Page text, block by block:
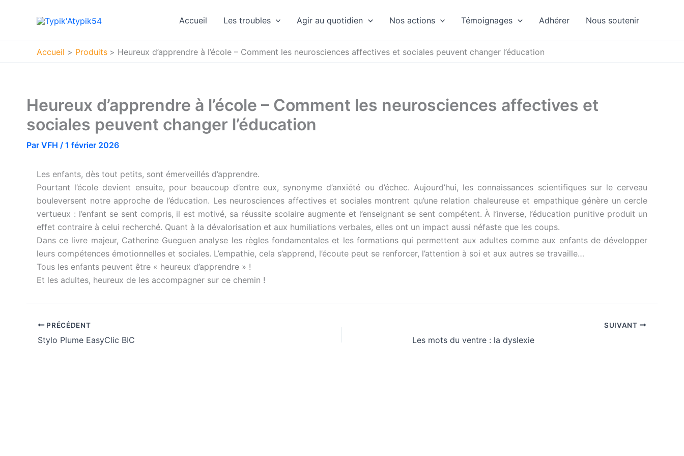
Accueil Les troubles Agir au quotidien Nos actions Témoignages Adhérer Nous soutenir
Accueil Produits Heureux d’apprendre à l’école – Comment les neurosciences affectives et sociales peuvent changer l’éducation
Heureux d’apprendre à l’école – Comment les neurosciences affectives et
sociales peuvent changer l’éducation
Par VFH / 1 février 2026
Les enfants, dès tout petits, sont émerveillés d’apprendre.
Pourtant l’école devient ensuite, pour beaucoup d’entre eux, synonyme d’anxiété ou d’échec. Aujourd’hui, les connaissances scientifiques sur le cerveau
bouleversent notre approche de l’éducation. Les neurosciences affectives et sociales montrent qu’une relation chaleureuse et empathique génère un cercle
vertueux : l’enfant se sent compris, il est motivé, sa réussite scolaire augmente et l’enseignant se sent compétent. À l’inverse, l’éducation punitive produit un
effet contraire à celui recherché. Quant à la dévalorisation et aux humiliations verbales, elles ont un impact aussi néfaste que les coups.
Dans ce livre majeur, Catherine Gueguen analyse les règles fondamentales et les formations qui permettent aux adultes comme aux enfants de développer
leurs compétences émotionnelles et sociales. L’empathie, cela s’apprend, l’écoute peut se renforcer, l’attention à soi et aux autres se travaille…
Tous les enfants peuvent être « heureux d’apprendre » !
Et les adultes, heureux de les accompagner sur ce chemin !
PRÉCÉDENT
Stylo Plume EasyClic BIC
SUIVANT
Les mots du ventre : la dyslexie